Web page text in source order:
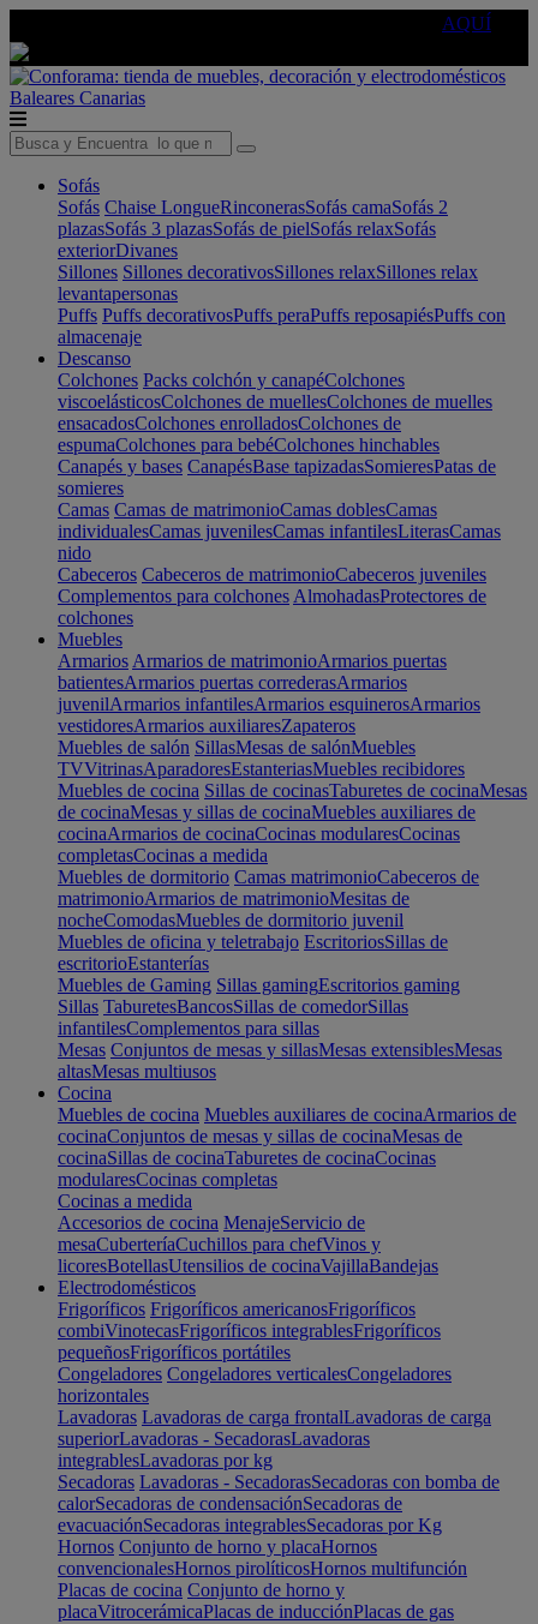
AQUÍ
Baleares Canarias
Sofás
Sofás Chaise LongueRinconerasSofás camaSofás 2
plazasSofás 3 plazasSofás de pielSofás relaxSofás
exteriorDivanes
Sillones Sillones decorativosSillones relaxSillones relax
levantapersonas
Puffs Puffs decorativosPuffs peraPuffs reposapiésPuffs con
almacenaje
Descanso
Colchones Packs colchón y canapéColchones
viscoelásticosColchones de muellesColchones de muelles
ensacadosColchones enrolladosColchones de
espumaColchones para bebéColchones hinchables
Canapés y bases CanapésBase tapizadasSomieresPatas de
somieres
Camas Camas de matrimonioCamas doblesCamas
individualesCamas juvenilesCamas infantilesLiterasCamas
nido
Cabeceros Cabeceros de matrimonioCabeceros juveniles
Complementos para colchones AlmohadasProtectores de
colchones
Muebles
Armarios Armarios de matrimonioArmarios puertas
batientesArmarios puertas correderasArmarios
juvenilArmarios infantilesArmarios esquinerosArmarios
vestidoresArmarios auxiliaresZapateros
Muebles de salón SillasMesas de salónMuebles
TVVitrinasAparadoresEstanteriasMuebles recibidores
Muebles de cocina Sillas de cocinasTaburetes de cocinaMesas
de cocinaMesas y sillas de cocinaMuebles auxiliares de
cocinaArmarios de cocinaCocinas modularesCocinas
completasCocinas a medida
Muebles de dormitorio Camas matrimonioCabeceros de
matrimonioArmarios de matrimonioMesitas de
nocheComodasMuebles de dormitorio juvenil
Muebles de oficina y teletrabajo EscritoriosSillas de
escritorioEstanterías
Muebles de Gaming Sillas gamingEscritorios gaming
Sillas TaburetesBancosSillas de comedorSillas
infantilesComplementos para sillas
Mesas Conjuntos de mesas y sillasMesas extensiblesMesas
altasMesas multiusos
Cocina
Muebles de cocina Muebles auxiliares de cocinaArmarios de
cocinaConjuntos de mesas y sillas de cocinaMesas de
cocinaSillas de cocinaTaburetes de cocinaCocinas
modularesCocinas completas
Cocinas a medida
Accesorios de cocina MenajeServicio de
mesaCuberteríaCuchillos para chefVinos y
licoresBotellasUtensilios de cocinaVajillaBandejas
Electrodomésticos
Frigoríficos Frigoríficos americanosFrigoríficos
combiVinotecasFrigoríficos integrablesFrigoríficos
pequeñosFrigoríficos portátiles
Congeladores Congeladores verticalesCongeladores
horizontales
Lavadoras Lavadoras de carga frontalLavadoras de carga
superiorLavadoras - SecadorasLavadoras
integrablesLavadoras por kg
Secadoras Lavadoras - SecadorasSecadoras con bomba de
calorSecadoras de condensaciónSecadoras de
evacuaciónSecadoras integrablesSecadoras por Kg
Hornos Conjunto de horno y placaHornos
convencionalesHornos pirolíticosHornos multifunción
Placas de cocina Conjunto de horno y
placaVitrocerámicaPlacas de inducciónPlacas de gas